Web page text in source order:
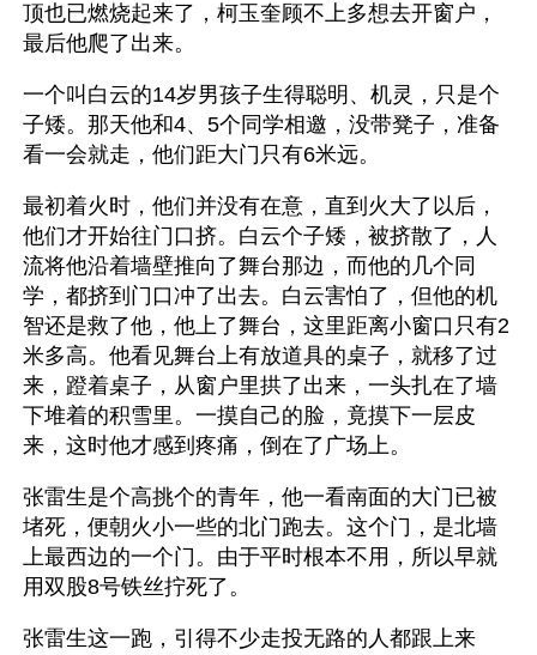
顶也已燃烧起来了，柯玉奎顾不上多想去开窗户，
最后他爬了出来。
一个叫白云的14岁男孩子生得聪明、机灵，只是个
子矮。那天他和4、5个同学相邀，没带凳子，准备
看一会就走，他们距大门只有6米远。
最初着火时，他们并没有在意，直到火大了以后，
他们才开始往门口挤。白云个子矮，被挤散了，人
流将他沿着墙壁推向了舞台那边，而他的几个同
学，都挤到门口冲了出去。白云害怕了，但他的机
智还是救了他，他上了舞台，这里距离小窗口只有2
米多高。他看见舞台上有放道具的桌子，就移了过
来，蹬着桌子，从窗户里拱了出来，一头扎在了墙
下堆着的积雪里。一摸自己的脸，竟摸下一层皮
来，这时他才感到疼痛，倒在了广场上。
张雷生是个高挑个的青年，他一看南面的大门已被
堵死，便朝火小一些的北门跑去。这个门，是北墙
上最西边的一个门。由于平时根本不用，所以早就
用双股8号铁丝拧死了。
张雷生这一跑，引得不少走投无路的人都跟上来